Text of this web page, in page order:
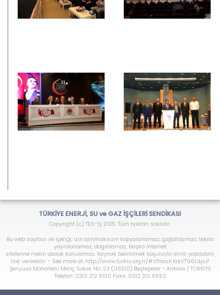
TÜRKİYE ENERJİ, SU ve GAZ İŞÇİLERİ SENDİKASI
Copyright (c) TES-İŞ 2015. Tüm hakları saklıdır.
Bu web sayfası ve içeriği, izin alınmaksızın kopyalanamaz, çoğaltılamaz, tekrar
yayınlanamaz, dagıtılamaz, başka internet
sitelerine metin olarak konulamaz. Kaynak belirtilmek koşuluyla alıntı yapılabilir,
link verilebilir. - See more at: http://www.turkis.org.tr/#sthash.KrkVT96l.dpuf
Şenyuva Mahallesi Meriç Sokak No: 23 (06510) Beştepeler - Ankara / TÜRKİYE
Telefon: 0312 212 6510 Faks: 0312 212 6552